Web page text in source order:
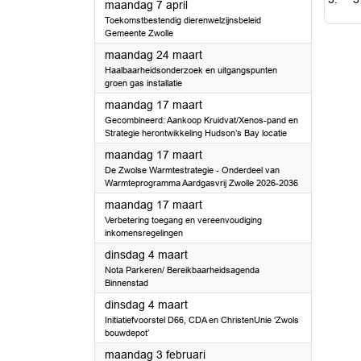
maandag 7 april2025
Toekomstbestendig dierenwelzijnsbeleid
Gemeente Zwolle
maandag 24 maart2025
Haalbaarheidsonderzoek en uitgangspunten
groen gas installatie
maandag 17 maart2025
Gecombineerd: Aankoop Kruidvat/Xenos-pand en
Strategie herontwikkeling Hudson’s Bay locatie
maandag 17 maart2025
De Zwolse Warmtestrategie - Onderdeel van
Warmteprogramma Aardgasvrij Zwolle 2026-2036
maandag 17 maart2025
Verbetering toegang en vereenvoudiging
inkomensregelingen
dinsdag 4 maart2025
Nota Parkeren/ Bereikbaarheidsagenda
Binnenstad
dinsdag 4 maart2025
Initiatiefvoorstel D66, CDA en ChristenUnie ‘Zwols
bouwdepot’
maandag 3 februari2025